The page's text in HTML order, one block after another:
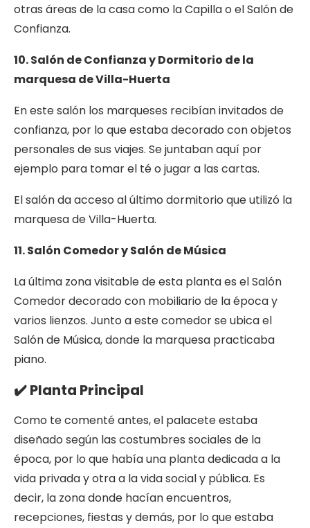
otras áreas de la casa como la Capilla o el Salón de
Confianza.
10. Salón de Confianza y Dormitorio de la
marquesa de Villa-Huerta
En este salón los marqueses recibían invitados de
confianza, por lo que estaba decorado con objetos
personales de sus viajes. Se juntaban aquí por
ejemplo para tomar el té o jugar a las cartas.
El salón da acceso al último dormitorio que utilizó la
marquesa de Villa-Huerta.
11. Salón Comedor y Salón de Música
La última zona visitable de esta planta es el Salón
Comedor decorado con mobiliario de la época y
varios lienzos. Junto a este comedor se ubica el
Salón de Música, donde la marquesa practicaba
piano.
✔️ Planta Principal
Como te comenté antes, el palacete estaba
diseñado según las costumbres sociales de la
época, por lo que había una planta dedicada a la
vida privada y otra a la vida social y pública. Es
decir, la zona donde hacían encuentros,
recepciones, fiestas y demás, por lo que estaba